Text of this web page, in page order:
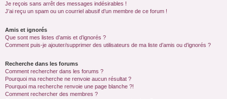
Je reçois sans arrêt des messages indésirables !
J’ai reçu un spam ou un courriel abusif d’un membre de ce forum !
Amis et ignorés
Que sont mes listes d’amis et d’ignorés ?
Comment puis-je ajouter/supprimer des utilisateurs de ma liste d’amis ou d’ignorés ?
Recherche dans les forums
Comment rechercher dans les forums ?
Pourquoi ma recherche ne renvoie aucun résultat ?
Pourquoi ma recherche renvoie une page blanche ?!
Comment rechercher des membres ?